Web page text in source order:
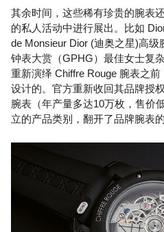
其余时间，这些稀有珍贵的腕表
的私人活动中进行展出。比如
de Monsieur Dior (迪奥之星)高
钟表大赏（GPHG）最佳女士复
重新演绎 Chiffre Rouge 腕表之
设计的。官方重新收回其品牌授
腕表（年产量多达10万枚，售价
立的产品类别，翻开了品牌腕表的